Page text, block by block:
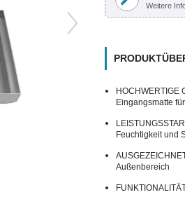
Weitere
HOCHWERTIGE
Eingangsmatte
Feuchtigkeit und
Außenbereich